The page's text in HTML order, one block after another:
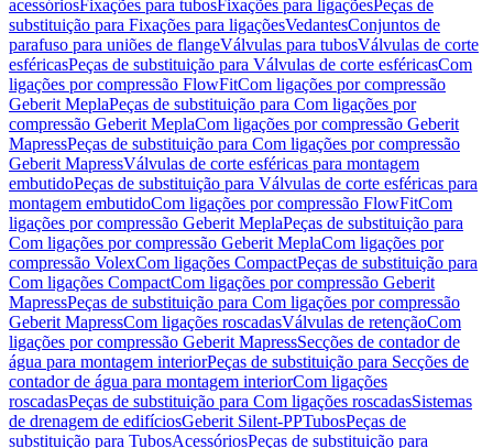
acessóriosFixações para tubosFixações para ligaçõesPeças de
substituição para Fixações para ligaçõesVedantesConjuntos de
parafuso para uniões de flangeVálvulas para tubosVálvulas de corte
esféricasPeças de substituição para Válvulas de corte esféricasCom
ligações por compressão FlowFitCom ligações por compressão
Geberit MeplaPeças de substituição para Com ligações por
compressão Geberit MeplaCom ligações por compressão Geberit
MapressPeças de substituição para Com ligações por compressão
Geberit MapressVálvulas de corte esféricas para montagem
embutidoPeças de substituição para Válvulas de corte esféricas para
montagem embutidoCom ligações por compressão FlowFitCom
ligações por compressão Geberit MeplaPeças de substituição para
Com ligações por compressão Geberit MeplaCom ligações por
compressão VolexCom ligações CompactPeças de substituição para
Com ligações CompactCom ligações por compressão Geberit
MapressPeças de substituição para Com ligações por compressão
Geberit MapressCom ligações roscadasVálvulas de retençãoCom
ligações por compressão Geberit MapressSecções de contador de
água para montagem interiorPeças de substituição para Secções de
contador de água para montagem interiorCom ligações
roscadasPeças de substituição para Com ligações roscadasSistemas
de drenagem de edifíciosGeberit Silent-PPTubosPeças de
substituição para TubosAcessóriosPeças de substituição para